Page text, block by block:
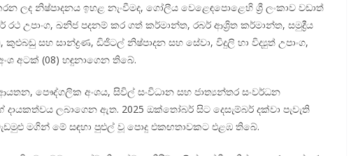
ලද නිෂ්පාදනය ඉහළ නැංවීමද, ගෝලීය වෙළෙඳපොළෙහි ශ්‍රී ලංකාව වඩාත්
උපාංග, ඛනිජ පදනම් කර ගත් කර්මාන්ත, රබර් ආශ්‍රිත කර්මාන්ත, සමුද්‍රීය
සහ සාන්ද්‍රණ, ඩිජිටල් නිෂ්පාදන සහ සේවා, විදුලි හා විද්‍යුත් උපාංග,
අටක් (08) හඳුනාගෙන තිබේ.
පෞද්ගලික අංශය, සිවිල් සංවිධාන සහ ජාත්‍යන්තර සංවර්ධන
ලබාගෙන ඇත. 2025 ඔක්තෝබර් සිට දෙසැම්බර් දක්වා පැවැති
මගින් මේ සඳහා පුළුල් වූ පොදු එකඟතාවකට එළඹ තිබේ.